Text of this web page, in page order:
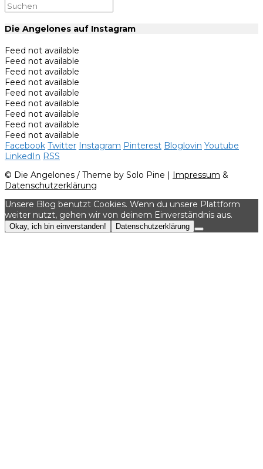
Die Angelones auf Instagram
Feed not available
Feed not available
Feed not available
Feed not available
Feed not available
Feed not available
Feed not available
Feed not available
Feed not available
Facebook Twitter Instagram Pinterest Bloglovin Youtube
LinkedIn RSS
© Die Angelones / Theme by Solo Pine | Impressum &
Datenschutzerklärung
Unsere Blog benutzt Cookies. Wenn du unsere Plattform
weiter nutzt, gehen wir von deinem Einverständnis aus.
Okay, ich bin einverstanden! Datenschutzerklärung